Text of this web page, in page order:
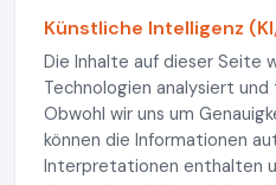
Künstliche Intelligenz
Die Inhalte auf dieser Seite
Technologien analysiert
Obwohl wir uns um
können die Informationen
Interpretationen enthalten